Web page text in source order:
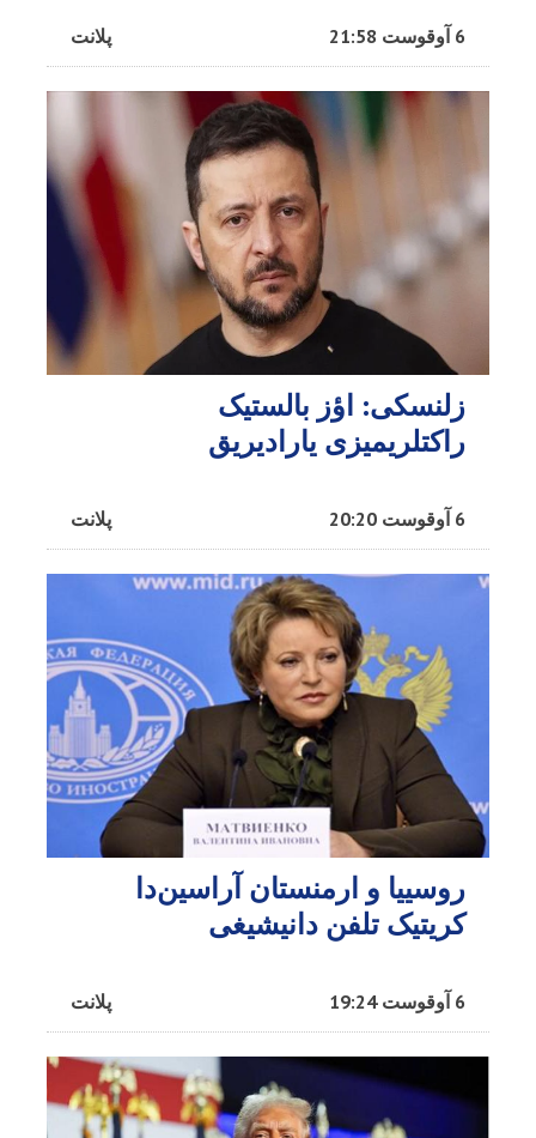
پلانت 6 آوقوست 21:58
زلنسکی: اؤز بالستیک
راکتلریمیزی یارادیریق
پلانت 6 آوقوست 20:20
روسییا و ارمنستان آراسین‌دا
کریتیک تلفن دانیشیغی
پلانت 6 آوقوست 19:24